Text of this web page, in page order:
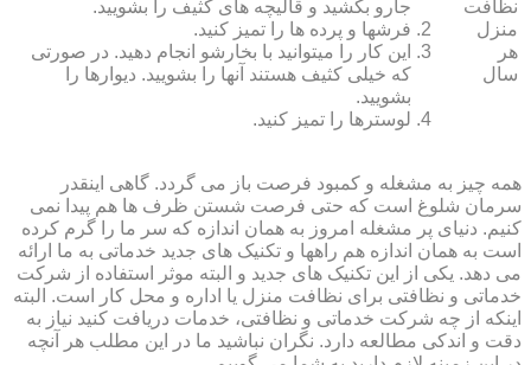
نظافت
منزل
هر
سال
جارو بکشید و قالیچه‏ های کثیف را بشویید.
فرش‏ها و پرده ‏ها را تمیز کنید.
این کار را می‏توانید با بخارشو انجام دهید. در صورتی
که خیلی کثیف هستند آنها را بشویید. دیوارها را
بشویید.
لوسترها را تمیز کنید.
همه چیز به مشغله و کمبود فرصت باز می گردد. گاهی اینقدر
سرمان شلوغ است که حتی فرصت شستن ظرف ها هم پیدا نمی
کنیم. دنیای پر مشغله امروز به همان اندازه که سر ما را گرم کرده
است به همان اندازه هم راهها و تکنیک های جدید خدماتی به ما ارائه
می دهد. یکی از این تکنیک های جدید و البته موثر استفاده از شرکت
خدماتی و نظافتی برای نظافت منزل یا اداره و محل کار است. البته
اینکه از چه شرکت خدماتی و نظافتی، خدمات دریافت کنید نیاز به
دقت و اندکی مطالعه دارد. نگران نباشید ما در این مطلب هر آنچه